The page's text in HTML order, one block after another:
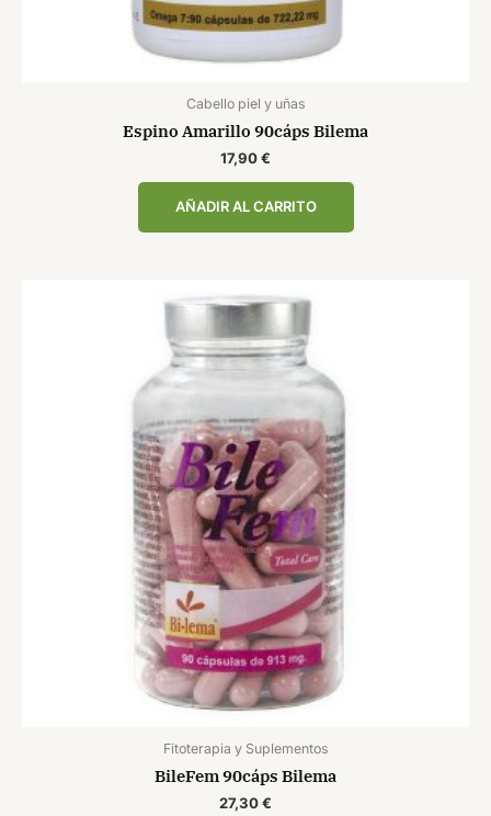
Cabello piel y uñas
Espino Amarillo 90cáps Bilema
17,90€
AÑADIR AL CARRITO
Fitoterapia y Suplementos
BileFem 90cáps Bilema
27,30€